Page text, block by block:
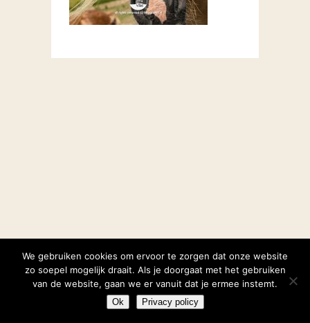
We gebruiken cookies om ervoor te zorgen dat onze website
zo soepel mogelijk draait. Als je doorgaat met het gebruiken
van de website, gaan we er vanuit dat je ermee instemt.
Ok Privacy policy